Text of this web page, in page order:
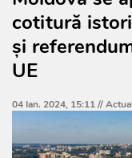
cotitură
și
UE
04 Ian. 2024, 15:11 //